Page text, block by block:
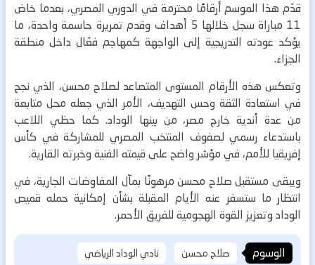
قدّم هذا الموسم أرقامًا محترمة في الدوري المصري، بعدما خاض
11 مباراة سجل خلالها 5 أهداف وقدم تمريرة حاسمة واحدة، ما
يؤكد عودته التدريجية إلى الواجهة كمهاجم فعّال داخل منطقة
الجزاء.
وتعكس هذه الأرقام المستوى المتصاعد لصلاح محسن، الذي نجح
في استعادة الثقة وحس التهديف، الأمر الذي جعله محل متابعة
من عدة أندية خارج مصر، من بينها الوداد. كما حظي اللاعب
باستدعاء رسمي لصفوف المنتخب المصري للمشاركة في كأس
إفريقيا للأمم، في مؤشر واضح على قيمته الفنية وخبرته القارية.
ويبقى مستقبل صلاح محسن مرهونًا بمآل المفاوضات الجارية، في
انتظار ما ستسفر عنه الأيام المقبلة بشأن إمكانية حمله قميص
الوداد وتعزيز القوة الهجومية للفريق الأحمر.
الوسوم صلاح محسن نادي الوداد الرياضي